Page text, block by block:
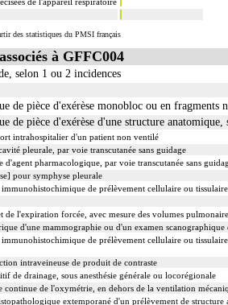
des statistiques du PMSI français
à GFFC004
selon 1 ou 2 incidences
de pièce d'exérèse monobloc ou en fragments
de pièce d'exérèse d'une structure anatomique,
intrahospitalier d'un patient non ventilé
pleurale, par voie transcutanée sans guidage
pharmacologique, par voie transcutanée sans
pour symphyse pleurale
de prélèvement cellulaire ou
de l'expiration forcée, avec mesure des volumes
d'une mammographie ou d'un examen
de prélèvement cellulaire ou
intraveineuse de produit de contraste
de drainage, sous anesthésie générale ou locorégionale
continue de l'oxymétrie, en dehors de la ventilation
extemporané d'un prélèvement de